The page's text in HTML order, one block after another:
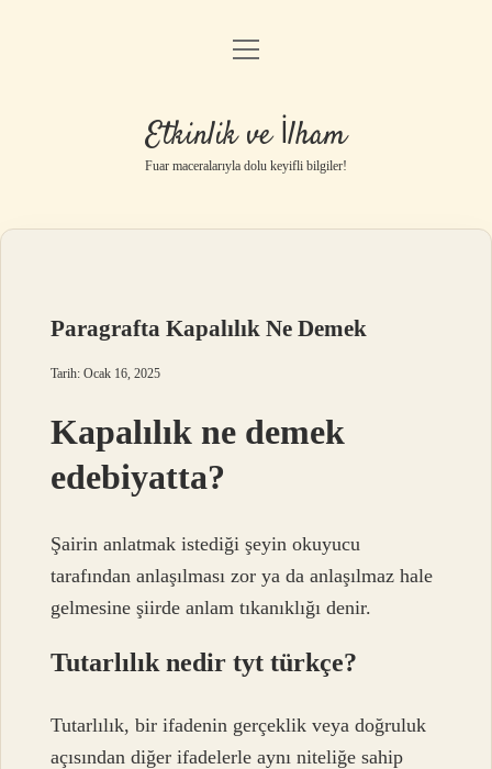
Anasayfa
Gizlilik Politikası
Yasal Uyarı
menüyü
Etkinlik ve İlham
Fuar maceralarıyla dolu keyifli bilgiler!
Paragrafta Kapalılık Ne Demek
Tarih: Ocak 16, 2025
Kapalılık ne demek
edebiyatta?
Şairin anlatmak istediği şeyin okuyucu
tarafından anlaşılması zor ya da anlaşılmaz hale
gelmesine şiirde anlam tıkanıklığı denir.
Tutarlılık nedir tyt türkçe?
Tutarlılık, bir ifadenin gerçeklik veya doğruluk
açısından diğer ifadelerle aynı niteliğe sahip